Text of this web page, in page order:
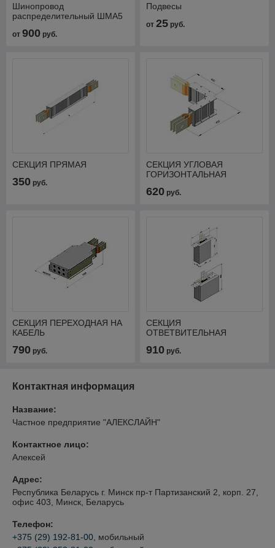
Шинопровод
распределительный ШМА5
от 900 руб.
Подвесы
от25 руб.
СЕКЦИЯ ПРЯМАЯ
350 руб.
СЕКЦИЯ УГЛОВАЯ
ГОРИЗОНТАЛЬНАЯ
620 руб.
СЕКЦИЯ ПЕРЕХОДНАЯ НА
КАБЕЛЬ
790 руб.
СЕКЦИЯ
ОТВЕТВИТЕЛЬНАЯ
910 руб.
Контактная информация
Название:
Частное предприятие "АЛЕКСЛАЙН"
Контактное лицо:
Алексей
Адрес:
Республика Беларусь г. Минск пр-т Партизанский 2, корп. 27,
офис 403, Минск, Беларусь
Телефон:
+375 (29) 192-81-00 , мобильный